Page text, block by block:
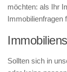
möchten: als Ihr
Immobilienfragen
Sollten sich in